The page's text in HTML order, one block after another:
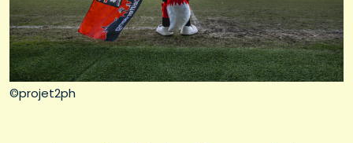
©projet2ph